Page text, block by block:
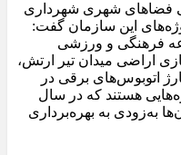
فضاهای شهری شهرداری
این سازمان گفت:
فرهنگی و ورزشی
اراضی میدان تیر ارتش،
اتوبوس‌های برقی در
هستند که در سال
به‌زودی به بهره‌برداری